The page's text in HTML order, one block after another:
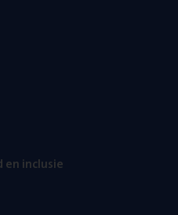
inclusie